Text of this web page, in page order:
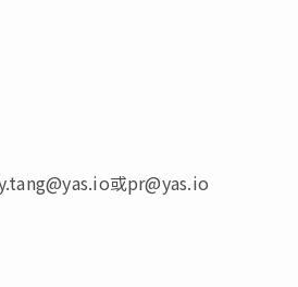
或pr@yas.io